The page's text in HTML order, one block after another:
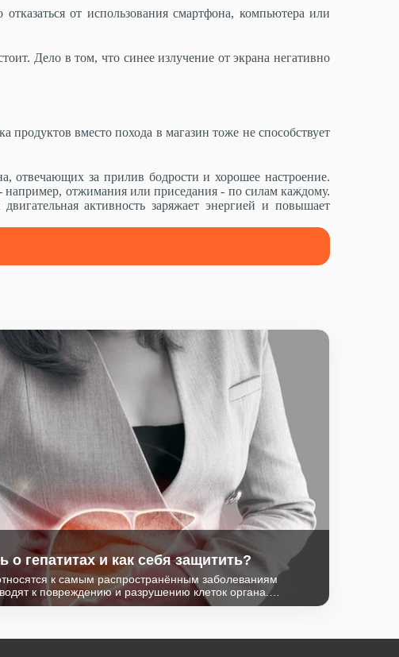
от использования смартфона, компьютера или
Дело в том, что синее излучение от экрана негативно
вместо похода в магазин тоже не способствует
отвечающих за прилив бодрости и хорошее настроение.
отжимания или приседания - по силам каждому.
активность заряжает энергией и повышает
о гепатитах и как себя защитить?
к самым распространённым заболеваниям
к повреждению и разрушению клеток органа.
являются вирусы гепатитов A, B, C, D, Е. Они